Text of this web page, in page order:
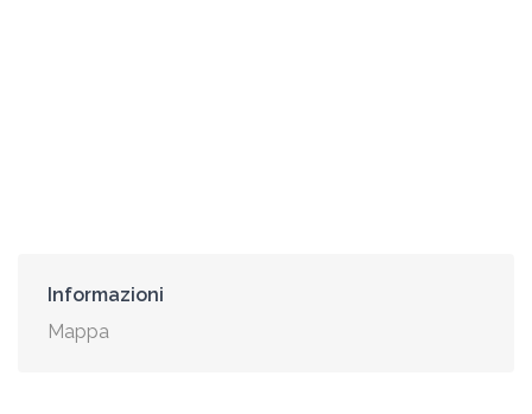
Informazioni
Mappa